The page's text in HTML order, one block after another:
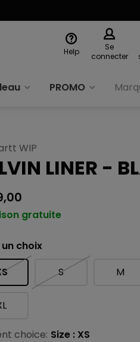
Help
Se
connecter
PROMO
WIP
LINER -
gratuite
choix
S M
choice: Size : XS